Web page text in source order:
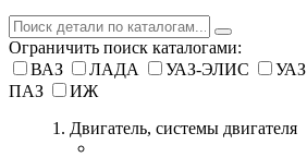
Ограничить поиск каталогами:
ВАЗ
ЛАДА УАЗ-ЭЛИС УАЗ
ПАЗ
ИЖ
1. Двигатель, системы двигателя